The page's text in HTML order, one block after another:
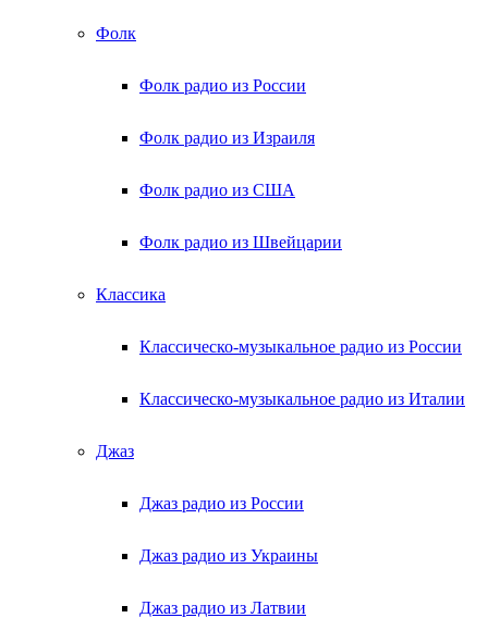
Фолк
Фолк радио из России
Фолк радио из Израиля
Фолк радио из США
Фолк радио из Швейцарии
Классика
Классическо-музыкальное радио из России
Классическо-музыкальное радио из Италии
Джаз
Джаз радио из России
Джаз радио из Украины
Джаз радио из Латвии